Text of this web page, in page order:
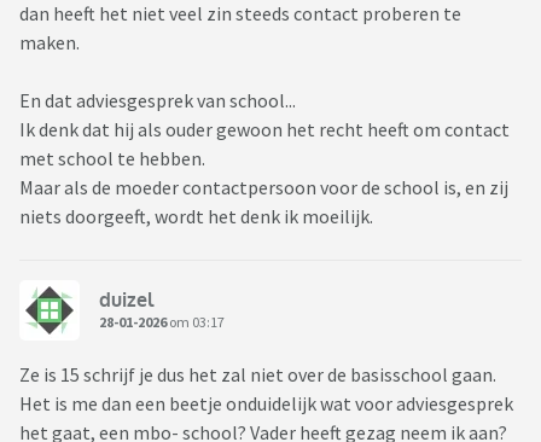
dan heeft het niet veel zin steeds contact proberen te
maken.
En dat adviesgesprek van school...
Ik denk dat hij als ouder gewoon het recht heeft om contact
met school te hebben.
Maar als de moeder contactpersoon voor de school is, en zij
niets doorgeeft, wordt het denk ik moeilijk.
duizel
28-01-2026om 03:17
Ze is 15 schrijf je dus het zal niet over de basisschool gaan.
Het is me dan een beetje onduidelijk wat voor adviesgesprek
het gaat, een mbo- school? Vader heeft gezag neem ik aan?